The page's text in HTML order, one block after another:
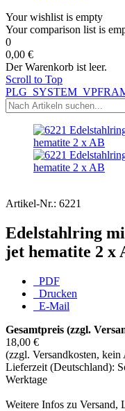
Your wishlist is empty
Your comparison list is
0
0,00 €
Der Warenkorb ist leer.
Scroll to Top
Artikel-Nr.: 6221
Edelstahlring
jet hematite 2 x
PDF
Drucken
E-Mail
Gesamtpreis (zzgl.
18,00 €
(zzgl. Versandkosten,
Lieferzeit (Deutschland):
Werktage
Weitere Infos zu